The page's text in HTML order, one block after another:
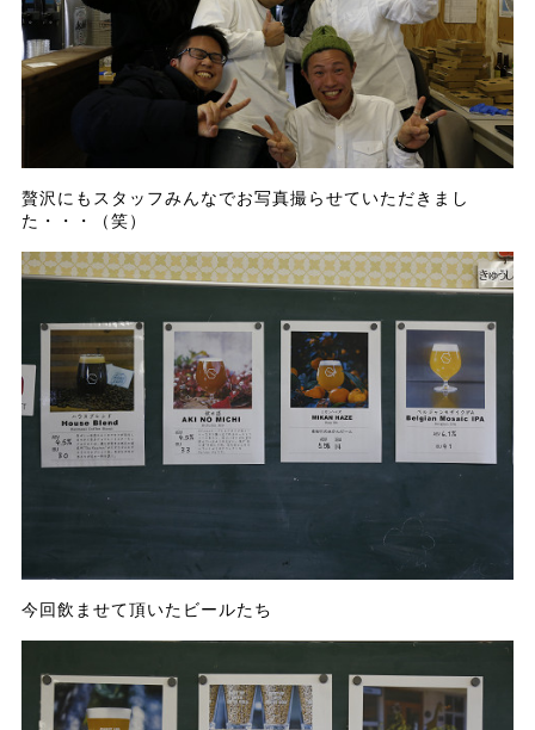
贅沢にもスタッフみんなでお写真撮らせていただきまし
た・・・（笑）
今回飲ませて頂いたビールたち